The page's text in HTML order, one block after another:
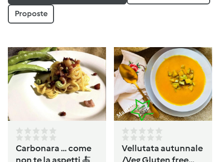
Proposte
Carbonara … come
Vellutata autunnale